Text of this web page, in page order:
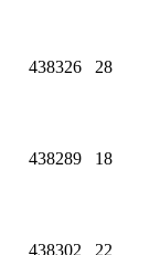
438326 28
438289 18
438302 22